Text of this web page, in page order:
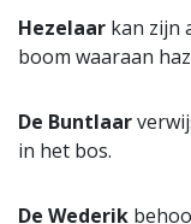
Hezelaar kan zijn
boom waaraan
De Buntlaar
in het bos.
De Wederik